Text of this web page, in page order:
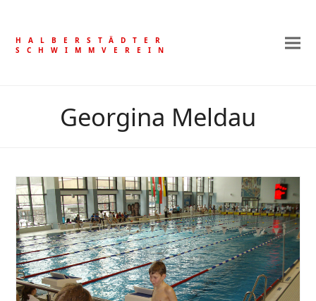
HALBERSTÄDTER
SCHWIMMVEREIN
Georgina Meldau